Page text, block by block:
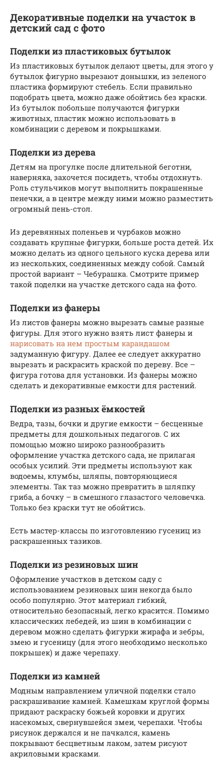
Декоративные поделки на участок в
детский сад с фото
Поделки из пластиковых бутылок
Из пластиковых бутылок делают цветы, для этого у
бутылок фигурно вырезают донышки, из зеленого
пластика формируют стебель. Если правильно
подобрать цвета, можно даже обойтись без краски.
Из бутылок побольше получаются фигурки
животных, пластик можно использовать в
комбинации с деревом и покрышками.
Поделки из дерева
Детям на прогулке после длительной беготни,
наверняка, захочется посидеть, чтобы отдохнуть.
Роль стульчиков могут выполнить покрашенные
пенечки, а в центре между ними можно разместить
огромный пень-стол.
Из деревянных поленьев и чурбаков можно
создавать крупные фигурки, больше роста детей. Их
можно делать из одного цельного куска дерева или
из нескольких, соединенных между собой. Самый
простой вариант – Чебурашка. Смотрите пример
такой поделки на участке детского сада на фото.
Поделки из фанеры
Из листов фанеры можно вырезать самые разные
фигуры. Для этого нужно взять лист фанеры и
нарисовать на нем простым карандашом
задуманную фигуру. Далее ее следует аккуратно
вырезать и раскрасить краской по дереву. Все –
фигура готова для установки. Из фанеры можно
сделать и декоративные емкости для растений.
Поделки из разных ёмкостей
Ведра, тазы, бочки и другие емкости – бесценные
предметы для дошкольных педагогов. С их
помощью можно широко разнообразить
оформление участка детского сада, не прилагая
особых усилий. Эти предметы используют как
водоемы, клумбы, шляпы, повторяющиеся
элементы. Так таз можно превратить в шляпку
гриба, а бочку – в смешного глазастого человечка.
Только без краски тут не обойтись.
Есть мастер-классы по изготовлению гусениц из
раскрашенных тазиков.
Поделки из резиновых шин
Оформление участков в детском саду с
использованием резиновых шин некогда было
особо популярно. Этот материал гибкий,
относительно безопасный, легко красится. Помимо
классических лебедей, из шин в комбинации с
деревом можно сделать фигурки жирафа и зебры,
змею и гусеницу (для этого необходимо несколько
покрышек) и даже черепаху.
Поделки из камней
Модным направлением уличной поделки стало
раскрашивание камней. Камешкам круглой формы
придают раскраску божьей коровки и других
насекомых, свернувшейся змеи, черепахи. Чтобы
рисунок держался и не пачкался, камень
покрывают бесцветным лаком, затем рисуют
акриловыми красками.